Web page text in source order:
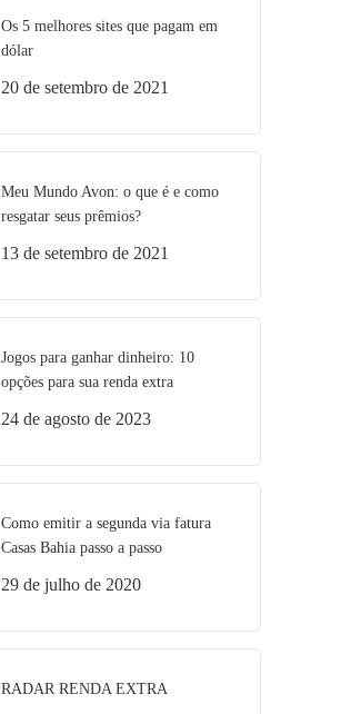
Os 5 melhores sites que pagam em
dólar
20 de setembro de 2021
Meu Mundo Avon: o que é e como
resgatar seus prêmios?
13 de setembro de 2021
Jogos para ganhar dinheiro: 10
opções para sua renda extra
24 de agosto de 2023
Como emitir a segunda via fatura
Casas Bahia passo a passo
29 de julho de 2020
RADAR RENDA EXTRA